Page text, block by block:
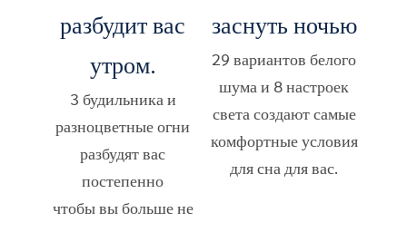
разбудит вас
утром.
3 будильника и
разноцветные огни
разбудят вас
постепенно
чтобы вы больше не
заснуть ночью
29 вариантов белого
шума и 8 настроек
света создают самые
комфортные условия
для сна для вас.